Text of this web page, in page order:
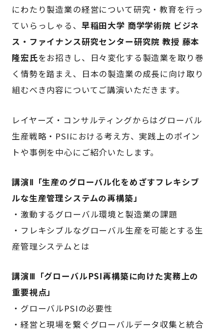
にわたり製造業の経営について研究・教育を行っ
ていらっしゃる、 早稲田大学 商学学術院 ビジネ
ス・ファイナンス研究センター研究院 教授 藤本
隆宏氏をお招きし、日々変化する製造業を取り巻
く情勢を踏まえ、日本の製造業の成長に向け取り
組むべき内容についてご講演いただきます。
レイヤーズ・コンサルティングからはグローバル
生産戦略・PSIにおける考え方、実践上のポイン
トや事例を中心にご紹介いたします。
講演Ⅱ「生産のグローバル化をめざすフレキシブ
ルな生産管理システムの再構築」
・激動するグローバル環境と製造業の課題
・フレキシブルなグローバル生産を可能とする生
産管理システムとは
講演Ⅲ「グローバルPSI再構築に向けた実務上の
重要視点」
・グローバルPSIの必要性
・経営と現場を繋ぐグローバルデータ収集と統合